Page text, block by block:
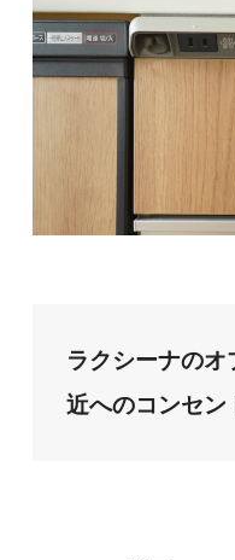
ラクシーナの
近へのコンセン